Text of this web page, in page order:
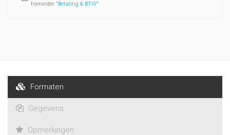
hieronder "Betaling & BTW".
Formaten
Gegevens
Opmerkingen